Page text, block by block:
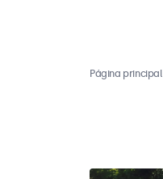
Página principal